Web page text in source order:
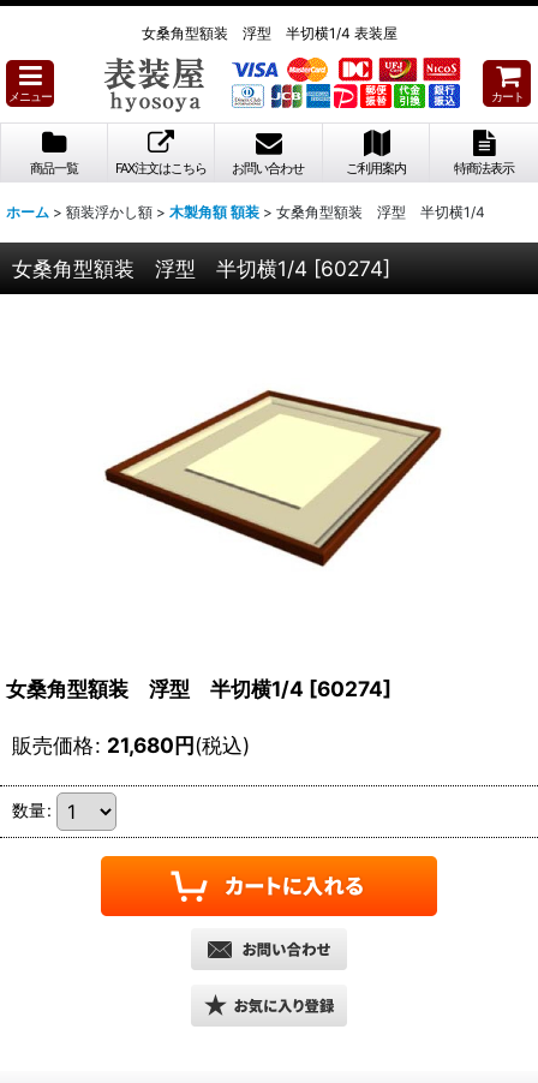
女桑角型額装 浮型 半切横1/4 表装屋
メニュー カート
商品一覧 FAX注文はこちら お問い合わせ ご利用案内 特商法表示
ホーム > 額装浮かし額 > 木製角額 額装 > 女桑角型額装 浮型 半切横1/4
女桑角型額装 浮型 半切横1/4 [60274]
女桑角型額装 浮型 半切横1/4 [60274]
販売価格: 21,680円(税込)
数量: